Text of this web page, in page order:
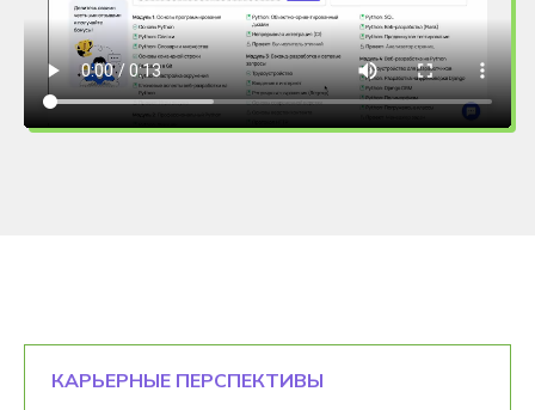
КАРЬЕРНЫЕ ПЕРСПЕКТИВЫ